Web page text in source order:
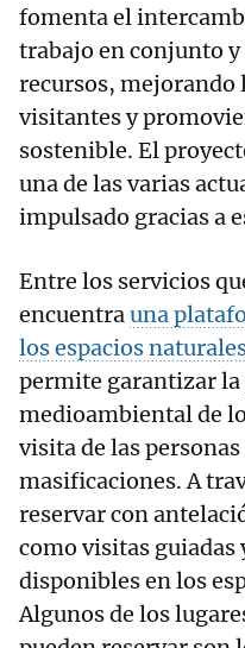
fomenta el
trabajo en conjunto
recursos, mejorando
visitantes y
sostenible. El
una de las varias
impulsado gracias a
Entre los servicios
encuentrauna
los espacios
permite garantizar
medioambiental de
visita de las
masificaciones. A
reservar con
como visitas guiadas
disponibles en los
Algunos de los